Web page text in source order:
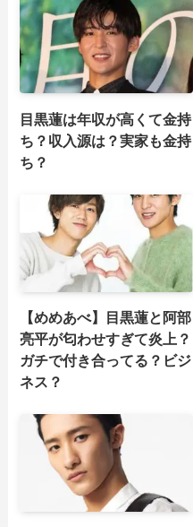
目黒蓮は年収が高くて金持
ち？収入源は？実家も金持
ち？
【めめあべ】目黒蓮と阿部
亮平が匂わせすぎて炎上？
ガチで付き合ってる？ビジ
ネス？